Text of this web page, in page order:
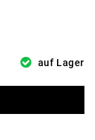
auf Lager